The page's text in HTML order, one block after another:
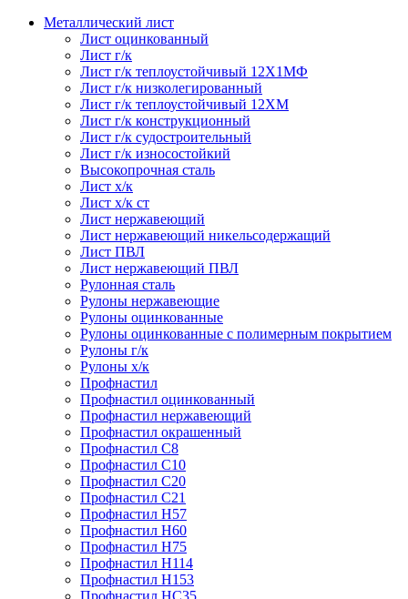
Металлический лист
Лист оцинкованный
Лист г/к
Лист г/к теплоустойчивый 12Х1МФ
Лист г/к низколегированный
Лист г/к теплоустойчивый 12ХМ
Лист г/к конструкционный
Лист г/к судостроительный
Лист г/к износостойкий
Высокопрочная сталь
Лист х/к
Лист х/к ст
Лист нержавеющий
Лист нержавеющий никельсодержащий
Лист ПВЛ
Лист нержавеющий ПВЛ
Рулонная сталь
Рулоны нержавеющие
Рулоны оцинкованные
Рулоны оцинкованные с полимерным покрытием
Рулоны г/к
Рулоны х/к
Профнастил
Профнастил оцинкованный
Профнастил нержавеющий
Профнастил окрашенный
Профнастил С8
Профнастил С10
Профнастил С20
Профнастил С21
Профнастил Н57
Профнастил Н60
Профнастил Н75
Профнастил Н114
Профнастил Н153
Профнастил НС35